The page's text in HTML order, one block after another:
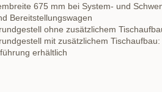
675 mm bei System- und
Bereitstellungswagen
ohne zusätzlichem
mit zusätzlichem Tischaufbau:
erhältlich